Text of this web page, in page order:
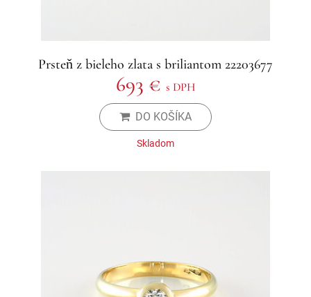
Prsteň z bieleho zlata s briliantom 22203677
693 € s DPH
DO KOŠÍKA
Skladom